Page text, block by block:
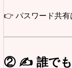
👉 パスワード共有
② ✍ 誰でも